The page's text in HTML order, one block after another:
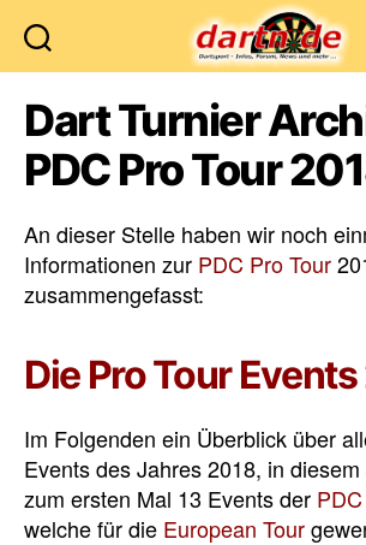
Dart Turnier
PDC Pro Tour
An dieser Stelle haben wir noch
Informationen zur PDC Pro Tour
zusammengefasst:
Die Pro Tour
Im Folgenden ein Überblick über
Events des Jahres 2018, in
zum ersten Mal 13 Events der
welche für die European Tour